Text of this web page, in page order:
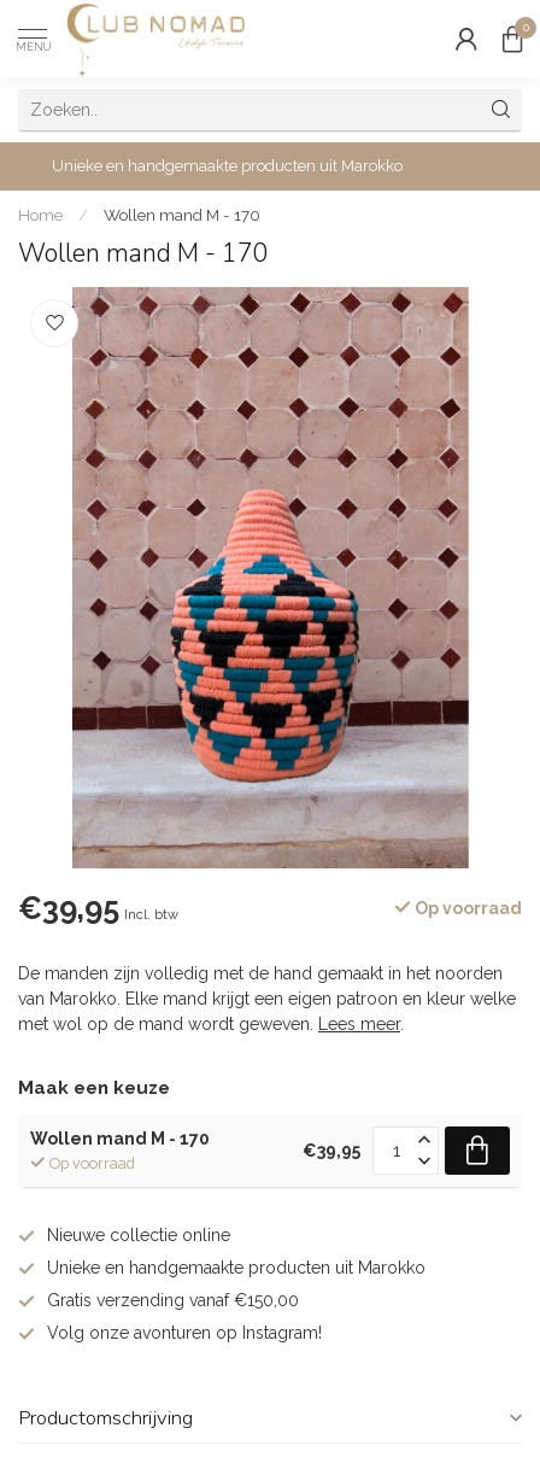
MENU
0
Unieke en handgemaakte producten uit Marokko
Home / Wollen mand M - 170
Wollen mand M - 170
€39,95 Incl. btw Op voorraad
De manden zijn volledig met de hand gemaakt in het noorden
van Marokko. Elke mand krijgt een eigen patroon en kleur welke
met wol op de mand wordt geweven. Lees meer.
Maak een keuze
Wollen mand M - 170
Op voorraad
€39,95
Nieuwe collectie online
Unieke en handgemaakte producten uit Marokko
Gratis verzending vanaf €150,00
Volg onze avonturen op Instagram!
Productomschrijving